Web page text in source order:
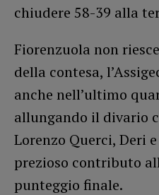
chiudere 58-39 alla
Fiorenzuola non
della contesa,
anche nell’ultimo
allungando il divario
Lorenzo Querci, Deri e
prezioso contributo
punteggio finale.